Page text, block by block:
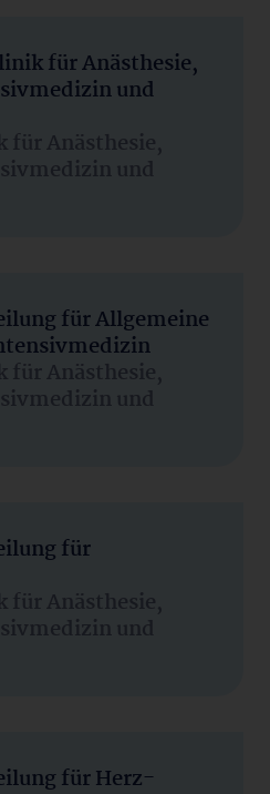
für Anästhesie,
und
Anästhesie,
und
für Allgemeine
Anästhesie,
und
für
Anästhesie,
und
für Herz-